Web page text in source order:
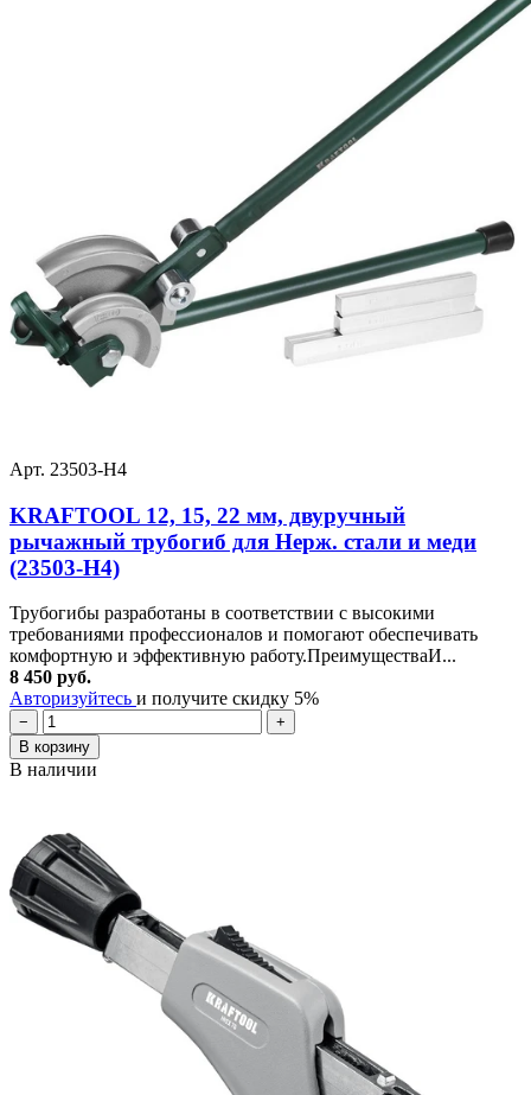
Арт. 23503-H4
KRAFTOOL 12, 15, 22 мм, двуручный
рычажный трубогиб для Нерж. стали и меди
(23503-H4)
Трубогибы разработаны в соответствии с высокими
требованиями профессионалов и помогают обеспечивать
комфортную и эффективную работу.ПреимуществаИ...
8 450 руб.
Авторизуйтесь и получите скидку 5%
−
+
В корзину
В наличии